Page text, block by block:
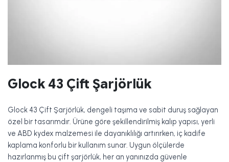
Glock 43 Çift Şarjörlük
Glock 43 Çift Şarjörlük, dengeli taşıma ve sabit duruş sağlayan
özel bir tasarımdır. Ürüne göre şekillendirilmiş kalıp yapısı, yerli
ve ABD kydex malzemesi ile dayanıklılığı artırırken, iç kadife
kaplama konforlu bir kullanım sunar. Uygun ölçülerde
hazırlanmış bu çift şarjörlük, her an yanınızda güvenle